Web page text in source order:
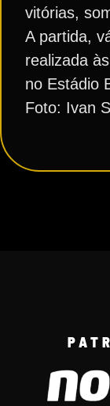
vitórias,
A partida,
realizada
no Estádio
Foto: Ivan